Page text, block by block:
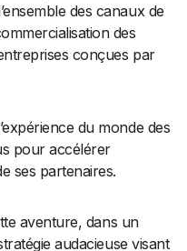
des canaux de
des
conçues par
du monde des
pour accélérer
ses partenaires.
aventure, dans un
audacieuse visant